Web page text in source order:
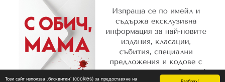
Този сайт използва „бисквитки“ (cookies) за предоставяне на